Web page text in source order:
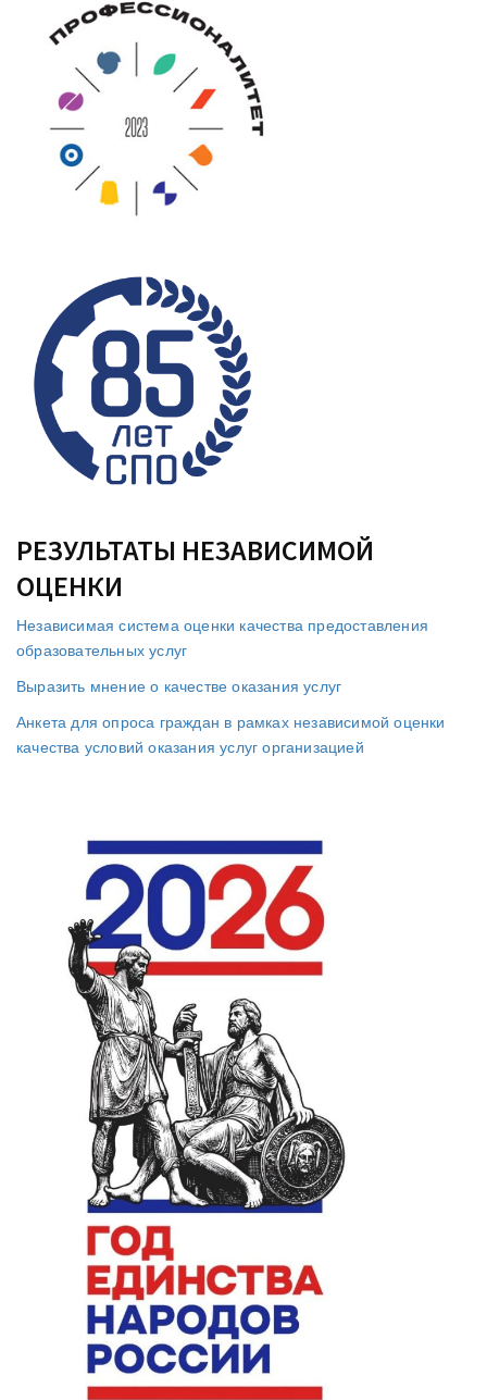
РЕЗУЛЬТАТЫ НЕЗАВИСИМОЙ
ОЦЕНКИ
Независимая система оценки качества предоставления
образовательных услуг
Выразить мнение о качестве оказания услуг
Анкета для опроса граждан в рамках независимой оценки
качества условий оказания услуг организацией